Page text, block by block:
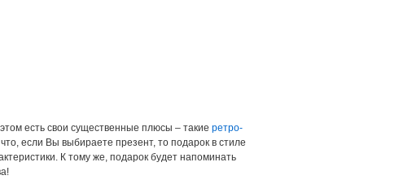
есть свои существенные плюсы – такие ретро-
если Вы выбираете презент, то подарок в стиле
К тому же, подарок будет напоминать